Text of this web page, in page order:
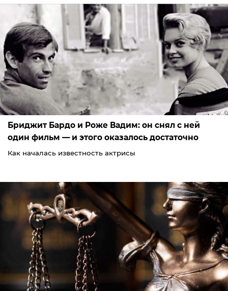
Бриджит Бардо и Роже Вадим: он снял с ней
один фильм — и этого оказалось достаточно
Как началась известность актрисы